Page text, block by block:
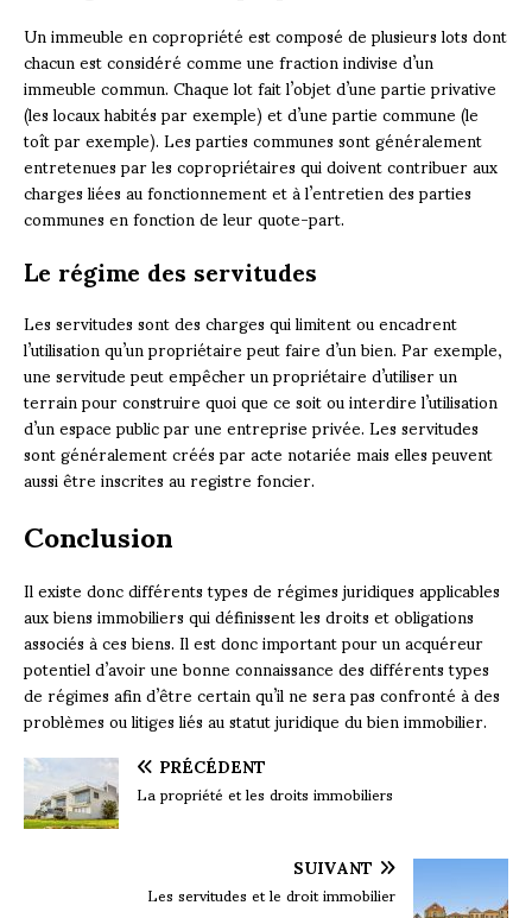
Un immeuble en copropriété est composé de plusieurs lots dont
chacun est considéré comme une fraction indivise d’un
immeuble commun. Chaque lot fait l’objet d’une partie privative
(les locaux habités par exemple) et d’une partie commune (le
toît par exemple). Les parties communes sont généralement
entretenues par les copropriétaires qui doivent contribuer aux
charges liées au fonctionnement et à l’entretien des parties
communes en fonction de leur quote-part.
Le régime des servitudes
Les servitudes sont des charges qui limitent ou encadrent
l’utilisation qu’un propriétaire peut faire d’un bien. Par exemple,
une servitude peut empêcher un propriétaire d’utiliser un
terrain pour construire quoi que ce soit ou interdire l’utilisation
d’un espace public par une entreprise privée. Les servitudes
sont généralement créés par acte notariée mais elles peuvent
aussi être inscrites au registre foncier.
Conclusion
Il existe donc différents types de régimes juridiques applicables
aux biens immobiliers qui définissent les droits et obligations
associés à ces biens. Il est donc important pour un acquéreur
potentiel d’avoir une bonne connaissance des différents types
de régimes afin d’être certain qu’il ne sera pas confronté à des
problèmes ou litiges liés au statut juridique du bien immobilier.
PRÉCÉDENT
La propriété et les droits immobiliers
SUIVANT
Les servitudes et le droit immobilier